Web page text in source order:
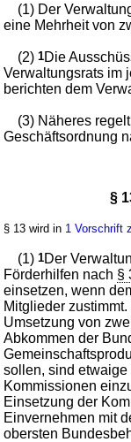
(1) Der
eine Mehrheit von
(2)1Die
Verwaltungsrats im
berichten dem
(3) Näheres
Geschäftsordnung
§
§ 13 wird in 1 Vorschrift
(1)1Der
Förderhilfen nach §
einsetzen, wenn
Mitglieder zustimmt.
Umsetzung von
Abkommen der
sollen, sind
Kommissionen
Einsetzung der
Einvernehmen mit
obersten